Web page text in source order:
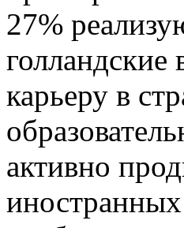
27%
голландские
карьеру в
активно